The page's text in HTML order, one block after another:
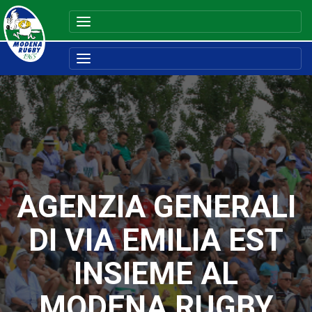
AGENZIA GENERALI
DI VIA EMILIA EST
INSIEME AL